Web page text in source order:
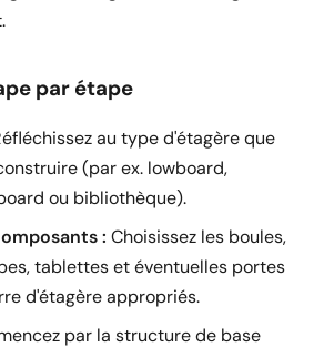
par étape
au type d'étagère que
(par ex. lowboard,
ou bibliothèque).
: Choisissez les boules,
tablettes et éventuelles portes
d'étagère appropriés.
par la structure de base